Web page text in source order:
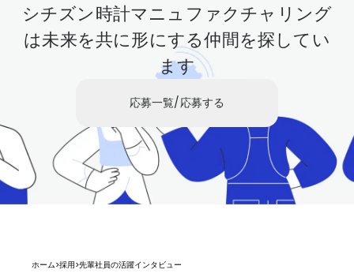
シチズン時計マニュファクチャリング
は未来を共に形にする仲間を探してい
ます
応募一覧/応募する
ホーム>採用>先輩社員の活躍インタビュー